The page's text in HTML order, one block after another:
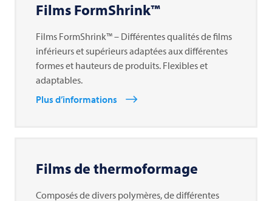
Films FormShrink™
Films FormShrink™ – Différentes qualités de films
inférieurs et supérieurs adaptées aux différentes
formes et hauteurs de produits. Flexibles et
adaptables.
Plus d’informations
Films de thermoformage
Composés de divers polymères, de différentes